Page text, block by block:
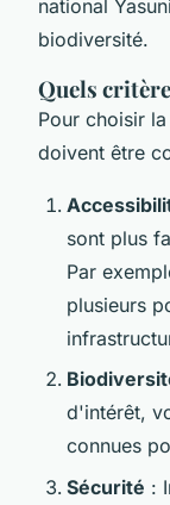
national
biodiversité.
Quels
Pour choisir
doivent être
sont plus
Par
plusieurs
d'intérêt,
connues
Sécurité :